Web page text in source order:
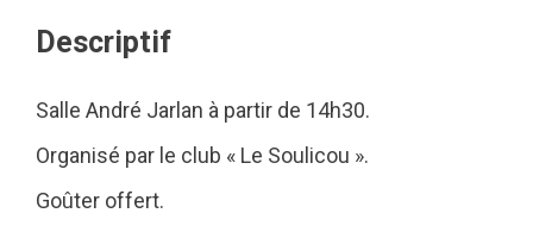
Descriptif
Salle André Jarlan à partir de 14h30.
Organisé par le club « Le Soulicou ».
Goûter offert.